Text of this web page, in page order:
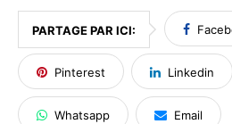
PARTAGE PAR ICI:
Pinterest Linkedin
Whatsapp Email